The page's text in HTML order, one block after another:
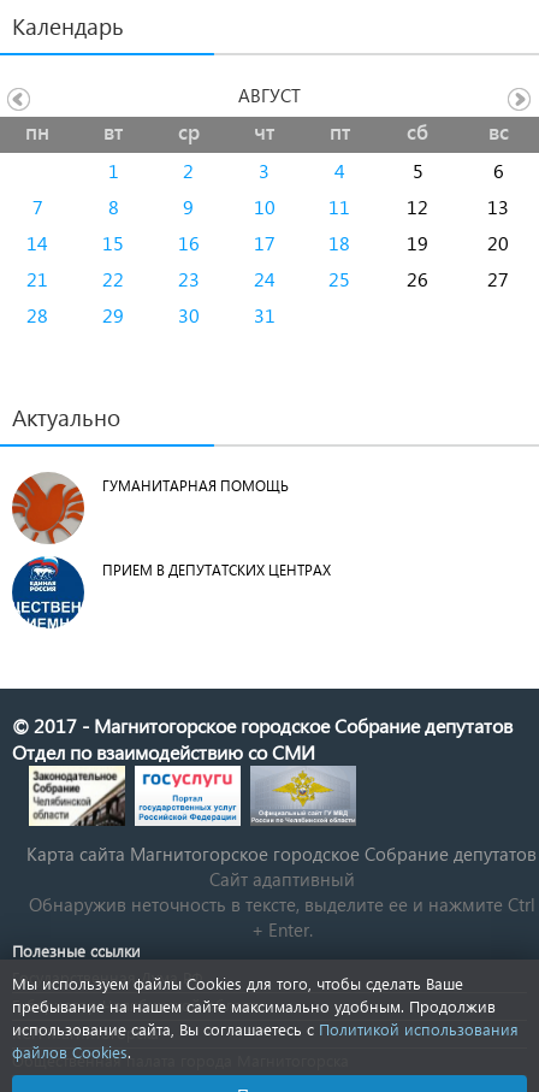
Календарь
пн вт ср чт пт сб вс
1 2 3 4 5
6
7
8 9 10 11 12
13
14
15 16 17 18 19
20
21
22 23 24 25 26
27
28
29 30 31
АВГУСТ
Актуально
ГУМАНИТАРНАЯ ПОМОЩЬ
ПРИЕМ В ДЕПУТАТСКИХ ЦЕНТРАХ
© 2017 - Магнитогорское городское Собрание депутатов
Отдел по взаимодействию со СМИ
Карта сайта Магнитогорское городское Cобрание депутатов
Сайт адаптивный
Обнаружив неточность в тексте, выделите ее и нажмите Ctrl
+ Enter.
Полезные ссылки
Государственная Дума РФ
Губернатор Челябинской области
КСП Магнитогорска
Общественная палата города Магнитогорска
Новости Челябинской области
Мы используем файлы Cookies для того, чтобы сделать Ваше
пребывание на нашем сайте максимально удобным. Продолжив
использование сайта, Вы соглашаетесь с Политикой использования
файлов Cookies.